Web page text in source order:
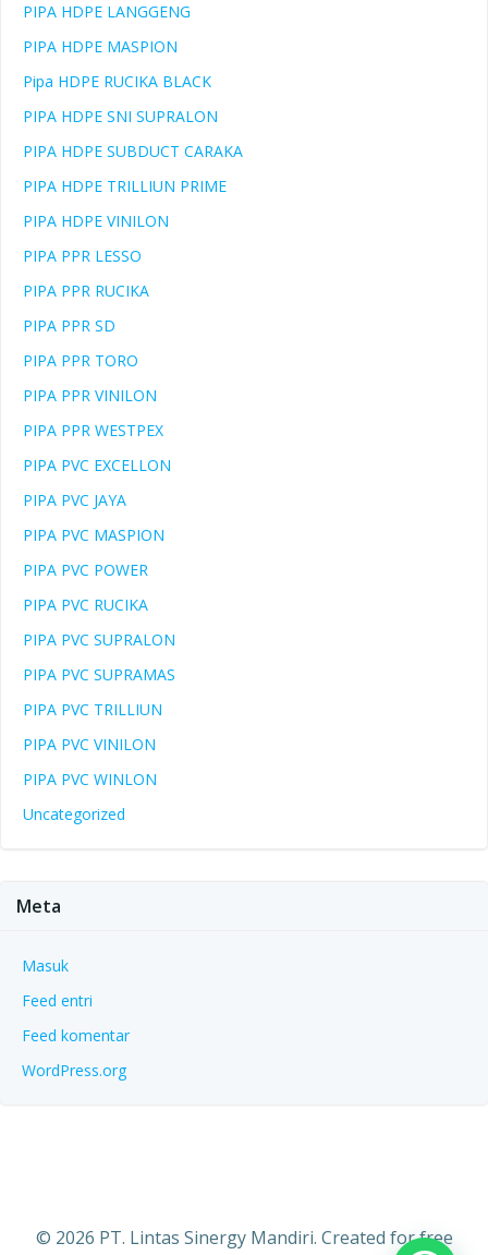
PIPA HDPE LANGGENG
PIPA HDPE MASPION
Pipa HDPE RUCIKA BLACK
PIPA HDPE SNI SUPRALON
PIPA HDPE SUBDUCT CARAKA
PIPA HDPE TRILLIUN PRIME
PIPA HDPE VINILON
PIPA PPR LESSO
PIPA PPR RUCIKA
PIPA PPR SD
PIPA PPR TORO
PIPA PPR VINILON
PIPA PPR WESTPEX
PIPA PVC EXCELLON
PIPA PVC JAYA
PIPA PVC MASPION
PIPA PVC POWER
PIPA PVC RUCIKA
PIPA PVC SUPRALON
PIPA PVC SUPRAMAS
PIPA PVC TRILLIUN
PIPA PVC VINILON
PIPA PVC WINLON
Uncategorized
Meta
Masuk
Feed entri
Feed komentar
WordPress.org
© 2026 PT. Lintas Sinergy Mandiri. Created for free